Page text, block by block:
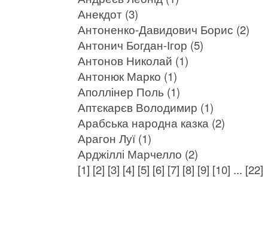
Анекдот (3)
Антоненко-Давидович Борис (2)
Антонич Богдан-Ігор (5)
Антонов Николай (1)
Антонюк Марко (1)
Аполлінер Поль (1)
Аптєкарєв Володимир (1)
Арабська народна казка (2)
Арагон Луї (1)
Арджіллі Марчелло (2)
[1] [2] [3] [4] [5] [6] [7] [8] [9] [10] ... [22]